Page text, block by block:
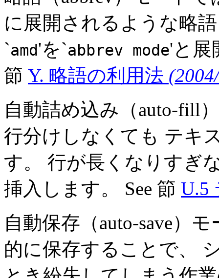
に展開されるような略
`amd'を`abbrev mode'と展
節 Y. 略語の利用法
自動詰め込み（auto-fill
行分けしなくても テキ
す。 行が長くなりすぎ
挿入します。 See 節 U.5
自動保存（auto-save）
的に保存することで、